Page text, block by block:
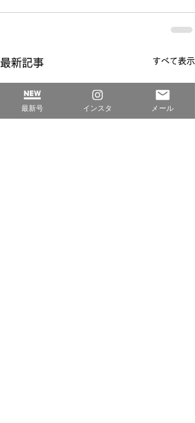
最新記事 すべて表示
最新号 インスタ メール